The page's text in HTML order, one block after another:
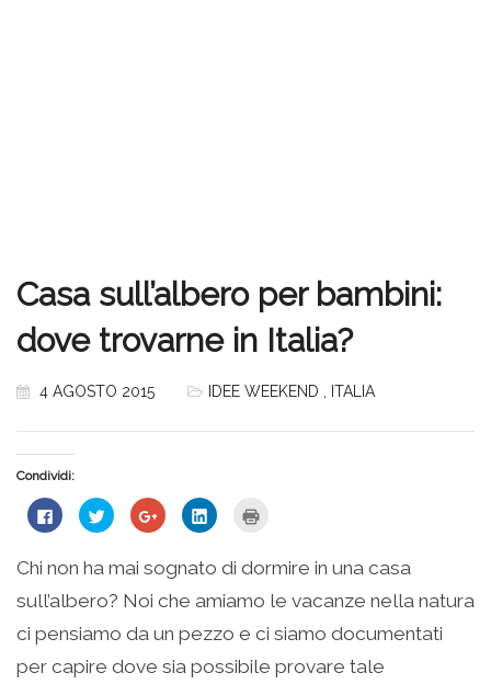
Casa sull’albero per bambini:
dove trovarne in Italia?
4 AGOSTO 2015 IDEE WEEKEND ITALIA
Condividi:
Fai
clic
su
Facebook
(Si
apre
una
nuova
finestra)
Fai
clic
condividere
su
Twitter
(Si
in
una
nuova
finestra)
Fai
clic
condividere
su
Google+
(Si
in
una
nuova
finestra)
Fai
clic
condividere
su
LinkedIn
(Si
in
una
nuova
finestra)
stampare
(Si
apre
in
nuova
finestra)
Chi non ha mai sognato di dormire in una casa
sull’albero? Noi che amiamo le vacanze nella natura
ci pensiamo da un pezzo e ci siamo documentati
per capire dove sia possibile provare tale